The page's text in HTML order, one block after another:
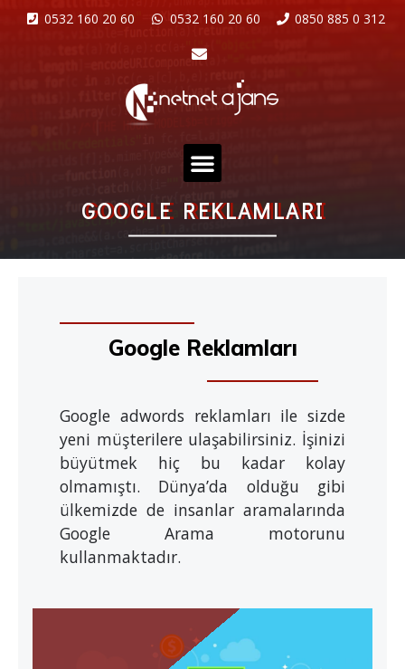
0532 160 20 60 0532 160 20 60 0850 885 0 312
GOOGLE REKLAMLARI
Google Reklamları
Google adwords reklamları ile sizde
yeni müşterilere ulaşabilirsiniz. İşinizi
büyütmek hiç bu kadar kolay
olmamıştı. Dünya’da olduğu gibi
ülkemizde de insanlar aramalarında
Google Arama motorunu
kullanmaktadır.